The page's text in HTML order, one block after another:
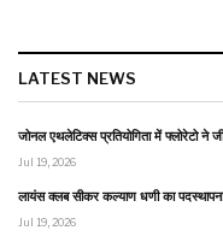
LATEST NEWS
जोनल एथलेटिक्स प्रतियोगिता में फ्लोरेटो ने
Jul 19, 2026
लायंस क्लब सीकर कल्याण धणी का
Jul 19, 2026